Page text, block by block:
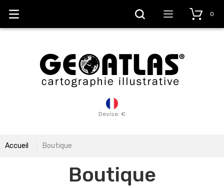
Devise: €
0
Accueil Boutique
Boutique